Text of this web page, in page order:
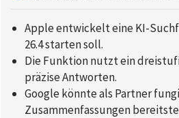
Apple entwickelt eine KI-
26.4 starten soll.
Die Funktion nutzt ein
präzise Antworten.
Google könnte als Partner
Zusammenfassungen